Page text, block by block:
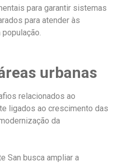
para garantir sistemas
para atender às
urbanas
relacionados ao
ligados ao crescimento das
da
San busca ampliar a